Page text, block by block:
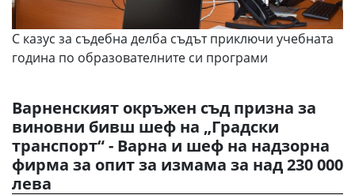
С казус за съдебна делба съдът приключи учебната
година по образователните си програми
Варненският окръжен съд призна за
виновни бивш шеф на „Градски
транспорт“ - Варна и шеф на надзорна
фирма за опит за измама за над 230 000
лева